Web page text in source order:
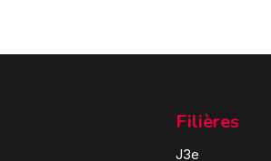
Filières
J3e